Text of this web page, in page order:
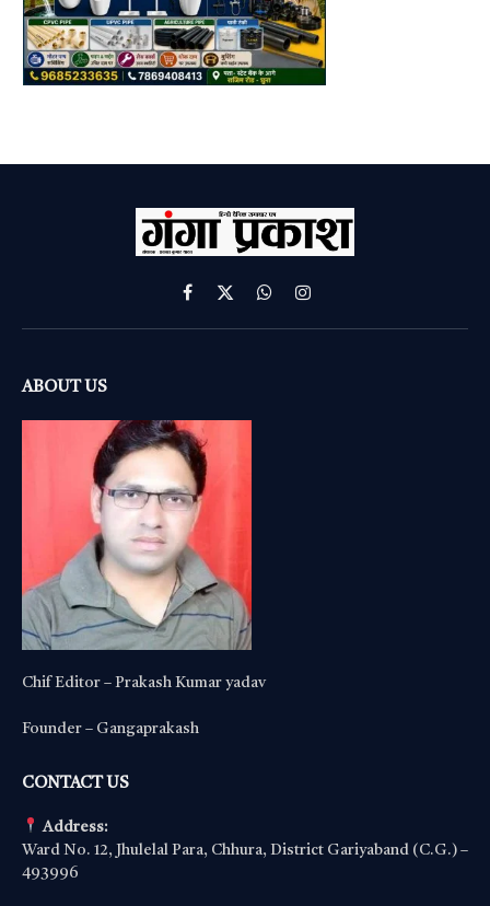
Facebook
X
(Twitter)
WhatsAppInstagram
ABOUT US
Chif Editor – Prakash Kumar yadav
Founder – Gangaprakash
CONTACT US
Address:
Ward No. 12, Jhulelal Para, Chhura, District Gariyaband (C.G.) –
493996